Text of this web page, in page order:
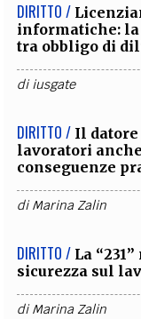
DIRITTO /
informatiche:
tra obbligo di
diiusgate
DIRITTO / Il
lavoratori
conseguenze
diMarina Zalin
DIRITTO / La
sicurezza sul
diMarina Zalin